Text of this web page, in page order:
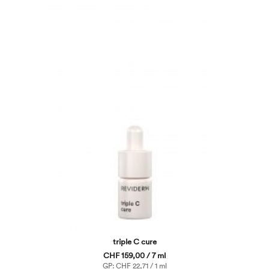
triple C cure
CHF 159,00 / 7 ml
GP: CHF 22,71 / 1 ml